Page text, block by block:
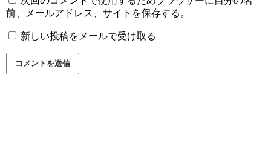
前、メールアドレス、サイトを保存する。
新しい投稿をメールで受け取る